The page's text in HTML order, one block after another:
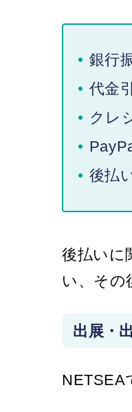
銀行
代金
クレ
後払
後払いに
い、その
出展・
NETSEA